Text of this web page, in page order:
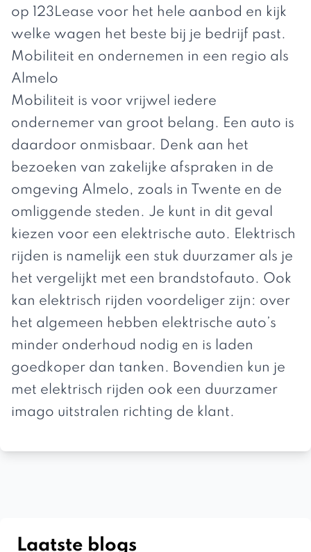
op
123Lease voor het hele aanbod en kijk
welke wagen het beste bij je bedrijf past.
Mobiliteit en ondernemen in een regio als
Almelo
Mobiliteit is voor vrijwel iedere
ondernemer van groot belang. Een auto is
daardoor onmisbaar. Denk aan het
bezoeken van zakelijke afspraken in de
omgeving Almelo, zoals in Twente en de
omliggende steden. Je kunt in dit geval
kiezen voor een elektrische auto. Elektrisch
rijden is namelijk een stuk duurzamer als je
het vergelijkt met een brandstofauto. Ook
kan elektrisch rijden voordeliger zijn: over
het algemeen hebben elektrische auto’s
minder onderhoud nodig en is laden
goedkoper dan tanken. Bovendien kun je
met elektrisch rijden ook een duurzamer
imago uitstralen richting de klant.
Laatste blogs